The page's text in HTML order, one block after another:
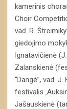
kamerinis
Choir
vad. R.
giedojimo
Ignatavičienė
Zalanskienė
“Dangė”, vad.
festivalis
Jašauskienė